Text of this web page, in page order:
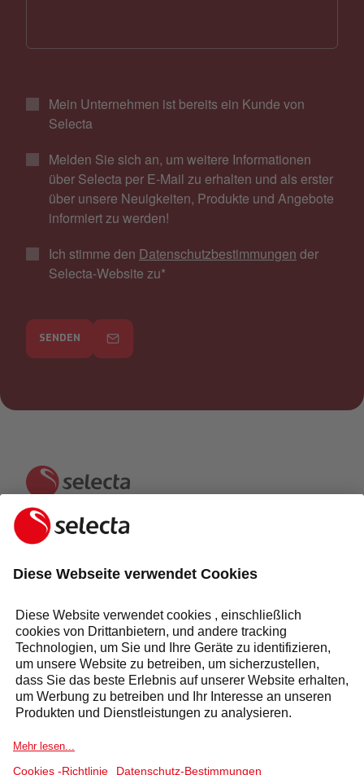
Mein Unternehmen ist bereits ein Kunde von
Selecta
Melden Sie sich an, um weitere Informationen
über Selecta per E-Mail zu erhalten und als erster
über unsere Neuigkeiten, Produkte und Angebote
informiert zu werden!
Ich stimme den Datenschutzbestimmungen der
Selecta-Website zu*
SENDEN
KONTAKTIEREN SIE UNS UND ERHALTEN SIE EIN
ANFRAGE
Antwort innerhalb von 24 Stunden
Selecta Gruppe
Dienstleistungen